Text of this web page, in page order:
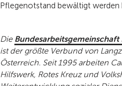
Pflegenotstand bewältigt werden
Die
ist der größte Verbund von
Österreich. Seit 1995 arbeiten
Hilfswerk, Rotes Kreuz und